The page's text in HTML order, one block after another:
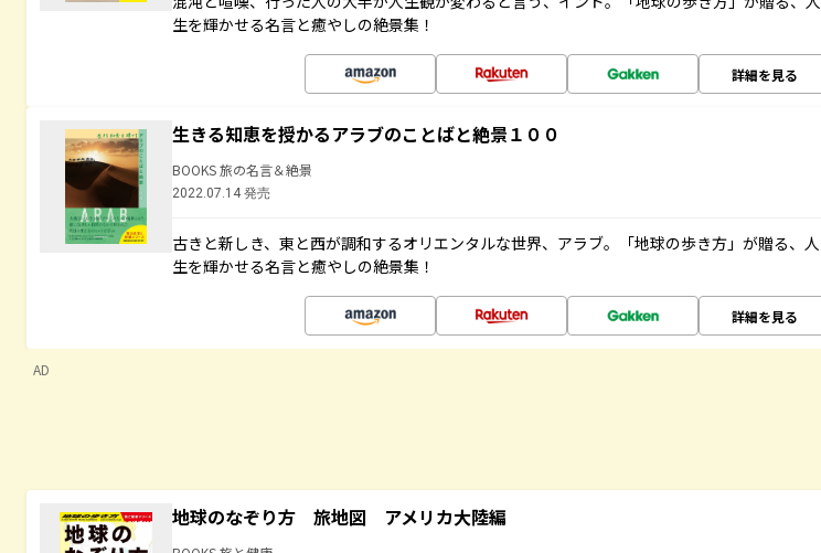
生を輝かせる名言と癒やしの絶景集！
詳細を見る
生きる知恵を授かるアラブのことばと絶景１００
BOOKS 旅の名言＆絶景
2022.07.14 発売
古きと新しき、東と西が調和するオリエンタルな世界、アラブ。「地球の歩き方」が贈る、人
生を輝かせる名言と癒やしの絶景集！
詳細を見る
AD
地球のなぞり方 旅地図 アメリカ大陸編